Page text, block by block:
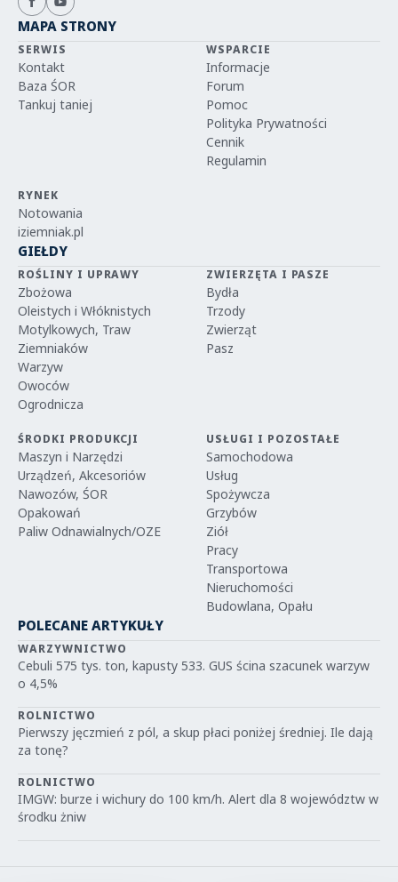
MAPA STRONY
SERWIS
Kontakt
Baza ŚOR
Tankuj taniej
WSPARCIE
Informacje
Forum
Pomoc
Polityka Prywatności
Cennik
Regulamin
RYNEK
Notowania
iziemniak.pl
GIEŁDY
ROŚLINY I UPRAWY
Zbożowa
Oleistych i Włóknistych
Motylkowych, Traw
Ziemniaków
Warzyw
Owoców
Ogrodnicza
ZWIERZĘTA I PASZE
Bydła
Trzody
Zwierząt
Pasz
ŚRODKI PRODUKCJI
Maszyn i Narzędzi
Urządzeń, Akcesoriów
Nawozów, ŚOR
Opakowań
Paliw Odnawialnych/OZE
USŁUGI I POZOSTAŁE
Samochodowa
Usług
Spożywcza
Grzybów
Ziół
Pracy
Transportowa
Nieruchomości
Budowlana, Opału
POLECANE ARTYKUŁY
WARZYWNICTWO
Cebuli 575 tys. ton, kapusty 533. GUS ścina szacunek warzyw
o 4,5%
ROLNICTWO
Pierwszy jęczmień z pól, a skup płaci poniżej średniej. Ile dają
za tonę?
ROLNICTWO
IMGW: burze i wichury do 100 km/h. Alert dla 8 województw w
środku żniw